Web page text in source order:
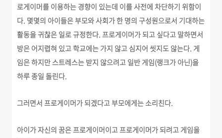
로게이머를 이용하는 경향이 있는데 이를 사전에 차단하기 위함이
다. 몇몇의 아이들은 부모와 사회가 한 명의 구성원으로서 기대하는
활동을 귀찮은 일로 규정한다. 프로게이머가 되고 싶다고 말하면서
방은 어지렵혀 있고 학교에는 가지 않고 심지어 씻지도 않는다. 게
임은 하지만 스트레스는 받지 않으려고 일반 게임(랭크가 아닌)을
하루 종일 돌린다.
그러면서 프로게이머가 되겠다고 부모에게는 소리친다.
아이가 자신의 꿈은 프로게이머이고 프로게이머가 되려고 게임을